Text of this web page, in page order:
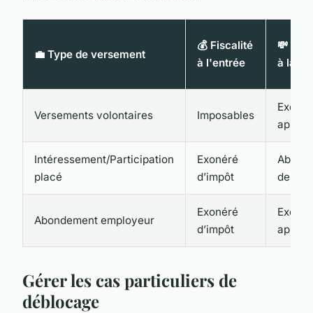
💼 Type de versement
💰 Fiscalité
à l'entrée
💸
à la
Versements volontaires Imposables
après
Intéressement/Participation
placé
Exonéré
d’impôt
de 10
Abondement employeur
Exonéré
d’impôt
après
Gérer les cas particuliers de
déblocage